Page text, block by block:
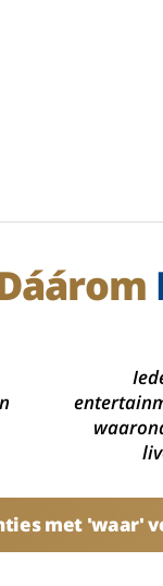
met 'waar'